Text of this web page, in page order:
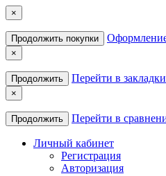
×
Продолжить покупки Оформление
×
Продолжить Перейти в закладки
×
Продолжить Перейти в
Личный кабинет
Регистрация
Авторизация